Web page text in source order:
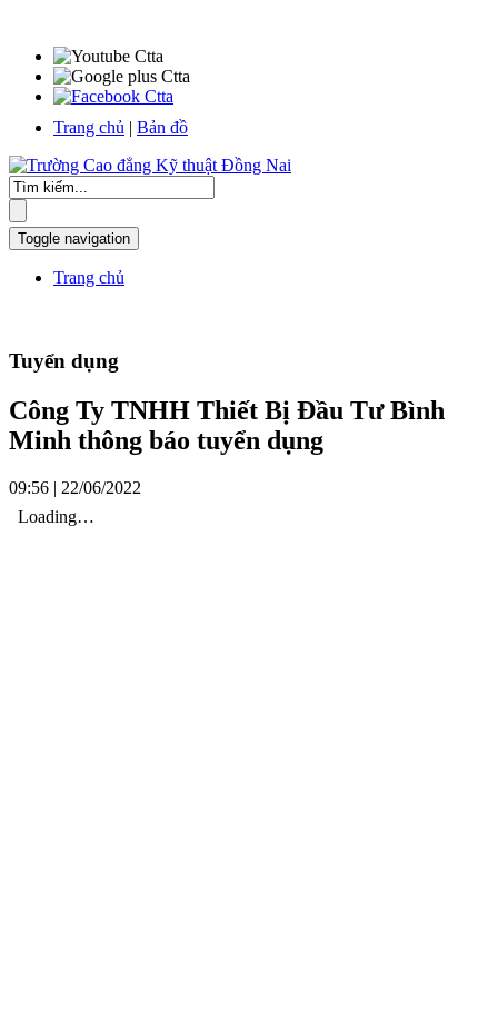
Trang chủ | Bản đồ
Toggle navigation
Trang chủ
Tuyển dụng
Công Ty TNHH Thiết Bị Đầu Tư Bình
Minh thông báo tuyển dụng
09:56 | 22/06/2022